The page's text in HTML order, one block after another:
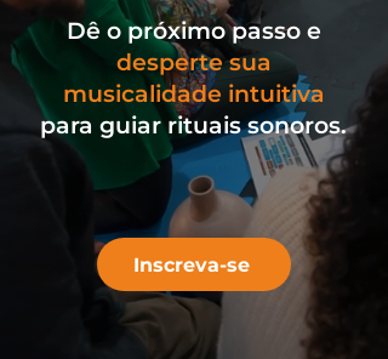
Dê o próximo passo e
desperte sua
musicalidade intuitiva
para guiar rituais sonoros.
Inscreva-se